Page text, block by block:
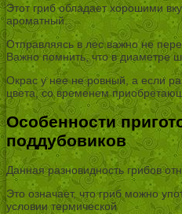
Этот гриб обладает хорошими
ароматный.
Отправляясь в лес важно не
Важно помнить, что в диаметре
Окрас у нее не ровный, а если
цвета, со временем
Особенности
поддубовиков
Данная разновидность грибов
Это означает, что гриб можно
условии термической